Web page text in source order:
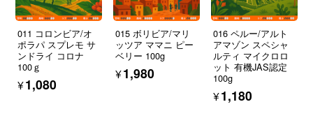
011 コロンビア/オ
ポラパ スプレモ サ
ンドライ コロナ
100ｇ
¥1,080
015 ボリビア/マリ
ッツア ママニ ピー
ベリー 100g
¥1,980
016 ペルー/アルト
アマゾン スペシャ
ルティ マイクロロ
ット 有機JAS認定
100g
¥1,180